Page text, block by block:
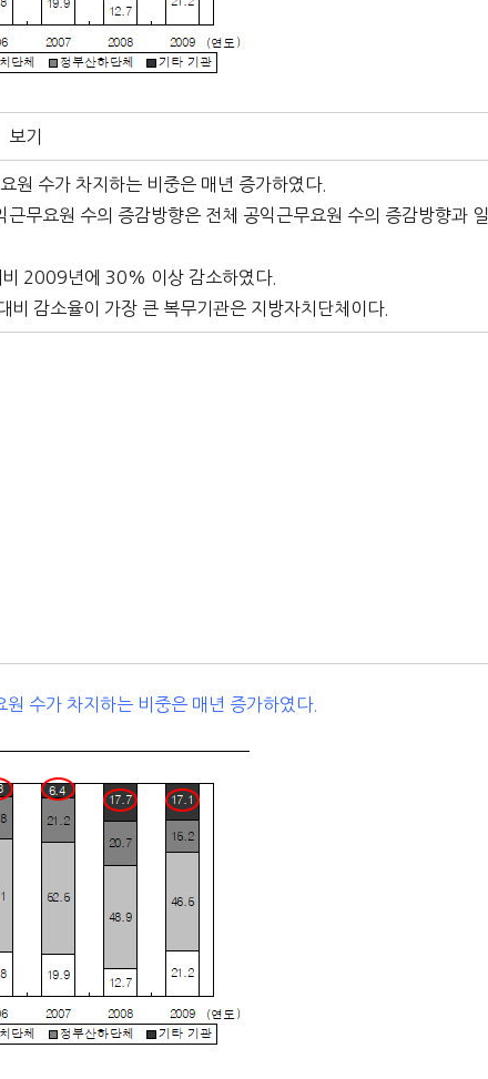
보기
원 수가 차지하는 비중은 매년 증가하였다.
무요원 수의 증감방향은 전체 공익근무요원 수의 증감방향과 일
2009년에 30% 이상 감소하였다.
감소율이 가장 큰 복무기관은 지방자치단체이다.
수가 차지하는 비중은 매년 증가하였다.